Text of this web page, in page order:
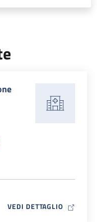
VEDI DETTAGLIO MAP ICON